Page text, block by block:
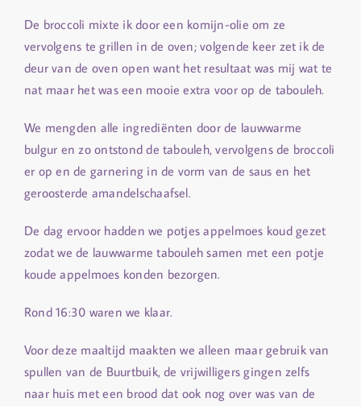
De broccoli mixte ik door een komijn-olie om ze
vervolgens te grillen in de oven; volgende keer zet ik de
deur van de oven open want het resultaat was mij wat te
nat maar het was een mooie extra voor op de tabouleh.
We mengden alle ingrediënten door de lauwwarme
bulgur en zo ontstond de tabouleh, vervolgens de broccoli
er op en de garnering in de vorm van de saus en het
geroosterde amandelschaafsel.
De dag ervoor hadden we potjes appelmoes koud gezet
zodat we de lauwwarme tabouleh samen met een potje
koude appelmoes konden bezorgen.
Rond 16:30 waren we klaar.
Voor deze maaltijd maakten we alleen maar gebruik van
spullen van de Buurtbuik, de vrijwilligers gingen zelfs
naar huis met een brood dat ook nog over was van de